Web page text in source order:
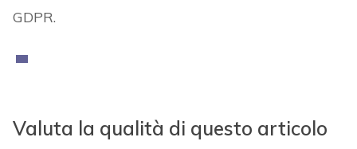
GDPR.
Valuta la qualità di questo articolo